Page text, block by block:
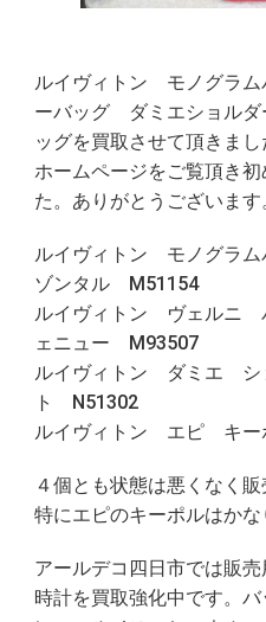
ルイヴィトン モノグラ
ーバッグ ダミエショル
ッグを買取させて頂きまし
ホームページをご覧頂き
た。ありがとうございます
ルイヴィトン モノグラム
ゾンタル M51154
ルイヴィトン ヴェルニ
ェニュー M93507
ルイヴィトン ダミエ シ
ト N51302
ルイヴィトン エピ キ
４個とも状態は悪くなく
特にエピのキーポルはかな
アールデコ四日市では販売
時計を買取強化中です。